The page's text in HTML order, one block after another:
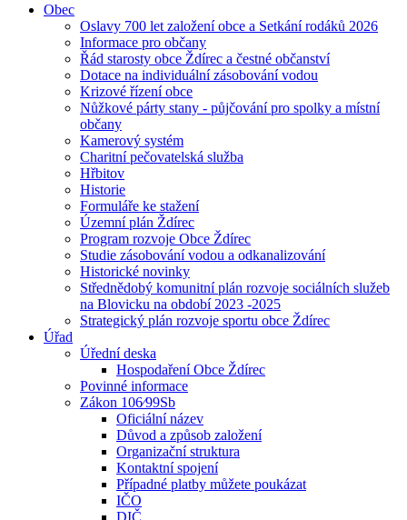
Obec
Oslavy 700 let založení obce a Setkání rodáků 2026
Informace pro občany
Řád starosty obce Ždírec a čestné občanství
Dotace na individuální zásobování vodou
Krizové řízení obce
Nůžkové párty stany - půjčování pro spolky a místní
občany
Kamerový systém
Charitní pečovatelská služba
Hřbitov
Historie
Formuláře ke stažení
Územní plán Ždírec
Program rozvoje Obce Ždírec
Studie zásobování vodou a odkanalizování
Historické novinky
Střednědobý komunitní plán rozvoje sociálních služeb
na Blovicku na období 2023 -2025
Strategický plán rozvoje sportu obce Ždírec
Úřad
Úřední deska
Hospodaření Obce Ždírec
Povinné informace
Zákon 106⁄99Sb
Oficiální název
Důvod a způsob založení
Organizační struktura
Kontaktní spojení
Případné platby můžete poukázat
IČO
DIČ